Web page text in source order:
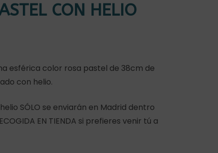
CON HELIO
esférica color rosa pastel de 38cm de
con helio.
SÓLO se enviarán en Madrid dentro
EN TIENDA si prefieres venir tú a